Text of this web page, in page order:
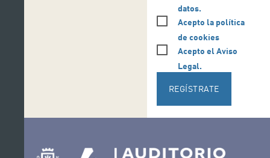
datos.
Acepto la política
de cookies
Acepto el Aviso
Legal.
REGÍSTRATE